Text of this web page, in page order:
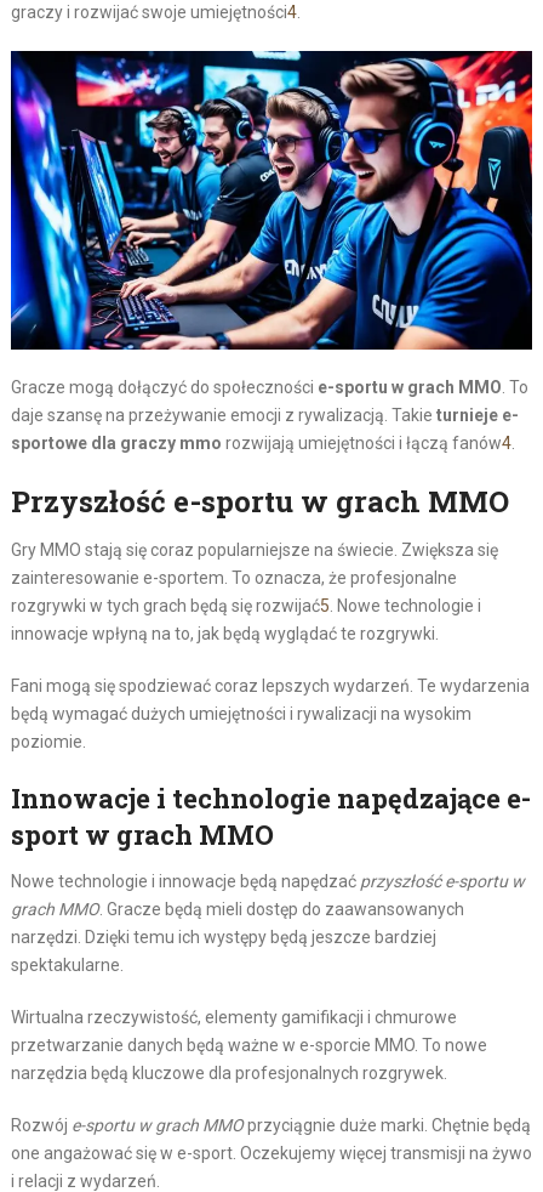
graczy i rozwijać swoje umiejętności4.
Gracze mogą dołączyć do społeczności e-sportu w grach MMO . To
daje szansę na przeżywanie emocji z rywalizacją. Takie turnieje e-
sportowe dla graczy mmo rozwijają umiejętności i łączą fanów4.
Przyszłość e-sportu w grach MMO
Gry MMO stają się coraz popularniejsze na świecie. Zwiększa się
zainteresowanie e-sportem. To oznacza, że profesjonalne
rozgrywki w tych grach będą się rozwijać5 . Nowe technologie i
innowacje wpłyną na to, jak będą wyglądać te rozgrywki.
Fani mogą się spodziewać coraz lepszych wydarzeń. Te wydarzenia
będą wymagać dużych umiejętności i rywalizacji na wysokim
poziomie.
Innowacje i technologie napędzające e-
sport w grach MMO
Nowe technologie i innowacje będą napędzać przyszłość e-sportu w
grach MMO. Gracze będą mieli dostęp do zaawansowanych
narzędzi. Dzięki temu ich występy będą jeszcze bardziej
spektakularne.
Wirtualna rzeczywistość, elementy gamifikacji i chmurowe
przetwarzanie danych będą ważne w e-sporcie MMO. To nowe
narzędzia będą kluczowe dla profesjonalnych rozgrywek.
Rozwój e-sportu w grach MMOprzyciągnie duże marki. Chętnie będą
one angażować się w e-sport. Oczekujemy więcej transmisji na żywo
i relacji z wydarzeń.